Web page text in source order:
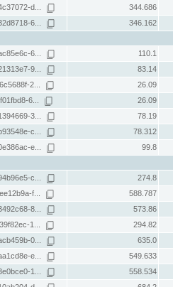
d... 344.686
6... 346.162
6... 110.1
9... 83.14
2... 26.09
6... 26.09
3... 78.19
c... 78.312
e... 99.8
c... 274.8
f... 588.787
8... 573.86
1... 294.82
0... 635.0
e... 549.633
1... 558.534